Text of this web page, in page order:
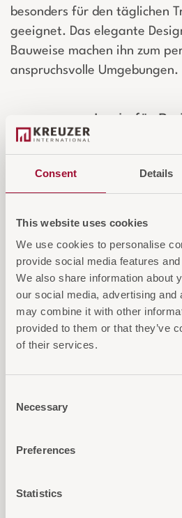
Consent Details
This website uses cookies
We use cookies to personalise
provide social media features
We also share information about
our social media, advertising and
may combine it with other
provided to them or that they’ve
of their services.
Selection
Necessary
Preferences
Statistics
besonders für den täglichen
geeignet. Das elegante
Bauweise machen ihn zum
anspruchsvolle Umgebungen.
Login für
IN DEN
AUF DIE
Diese Artikel
interessieren